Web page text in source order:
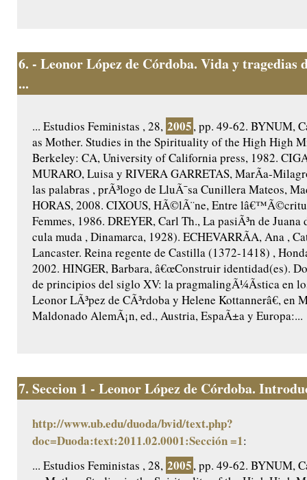
6. - Leonor López de Córdoba. Vida y tragedias
...
... Estudios Feministas , 28, 2005, pp. 49-62. BYNUM,
as Mother. Studies in the Spirituality of the High High
Berkeley: CA, University of California press, 1982.
MURARO, Luisa y RIVERA GARRETAS, MarÃ­a-
las palabras , prÃ³logo de LluÃ¯sa Cunillera Mateos,
HORAS, 2008. CIXOUS, HÃ©lÃ¨ne, Entre
Femmes, 1986. DREYER, Carl Th., La pasiÃ³n de
cula muda , Dinamarca, 1928). ECHEVARRÃA, Ana ,
Lancaster. Reina regente de Castilla (1372-1418) ,
2002. HINGER, Barbara, â€œConstruir identidad(es).
de principios del siglo XV: la pragmalingÃ¼Ã­stica en
Leonor LÃ³pez de CÃ³rdoba y Helene Kottannerâ€, en
Maldonado AlemÃ¡n, ed., Austria, EspaÃ±a y Europa:...
7. Seccion 1 - Leonor López de Córdoba.
http://www.ub.edu/duoda/bvid/text.php?
doc=Duoda:text:2011.02.0001:Sección =1:
... Estudios Feministas , 28, 2005, pp. 49-62. BYNUM,